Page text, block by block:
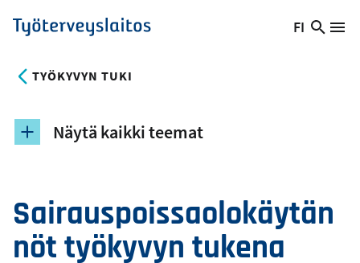
Hyppää
pääsisältöön
Työterveyslaitos
Vaihda
FI
Hae
TYÖKYVYN TUKI
Sairauspoissaolokäytän
nöt työkyvyn tukena
Näytä kaikki teemat